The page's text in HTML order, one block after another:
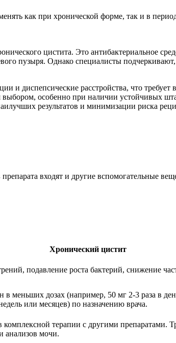
как при хронической форме, так и в
цистита. Это антибактериальное
пузыря. Однако специалисты подчеркивают,
и диспепсические расстройства, что требует
выбором, особенно при наличии устойчивых
результатов и минимизации риска
входят и другие вспомогательные
Хронический цистит
подавление роста бактерий, снижение
в меньших дозах (например, 50 мг 2-3 раза в
или месяцев) по назначению врача.
комплексной терапии с другими препаратами.
анализов мочи.